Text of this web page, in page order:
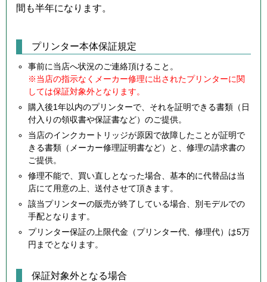
間も半年になります。
プリンター本体保証規定
事前に当店へ状況のご連絡頂けること。
※当店の指示なくメーカー修理に出されたプリンターに関
しては保証対象外となります。
購入後1年以内のプリンターで、それを証明できる書類（日
付入りの領収書や保証書など）のご提供。
当店のインクカートリッジが原因で故障したことが証明で
きる書類（メーカー修理証明書など）と、修理の請求書の
ご提供。
修理不能で、買い直しとなった場合、基本的に代替品は当
店にて用意の上、送付させて頂きます。
該当プリンターの販売が終了している場合、別モデルでの
手配となります。
プリンター保証の上限代金（プリンター代、修理代）は5万
円までとなります。
保証対象外となる場合